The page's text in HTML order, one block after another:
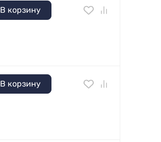
В корзину
В корзину